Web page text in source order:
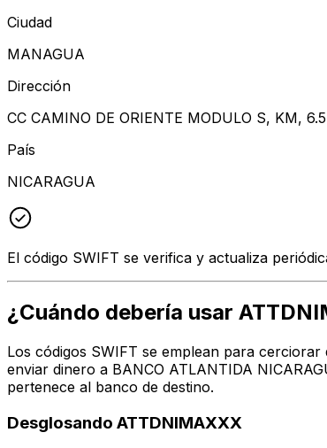
Ciudad
MANAGUA
Dirección
CC CAMINO DE ORIENTE MODULO S, KM,
País
NICARAGUA
El código SWIFT se verifica y actualiza
¿Cuándo debería usar
Los códigos SWIFT se emplean para
enviar dinero a BANCO ATLANTIDA
pertenece al banco de destino.
Desglosando ATTDNIMAXXX